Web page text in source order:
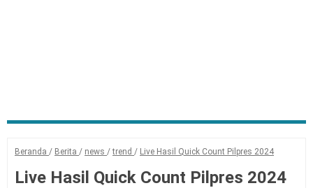
Beranda / Berita / news /trend / Live Hasil Quick Count Pilpres 2024
Live Hasil Quick Count Pilpres 2024